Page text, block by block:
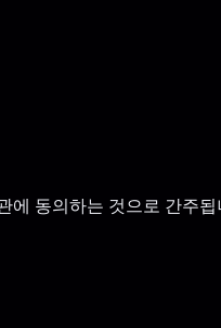
에 동의하는 것으로 간주됩